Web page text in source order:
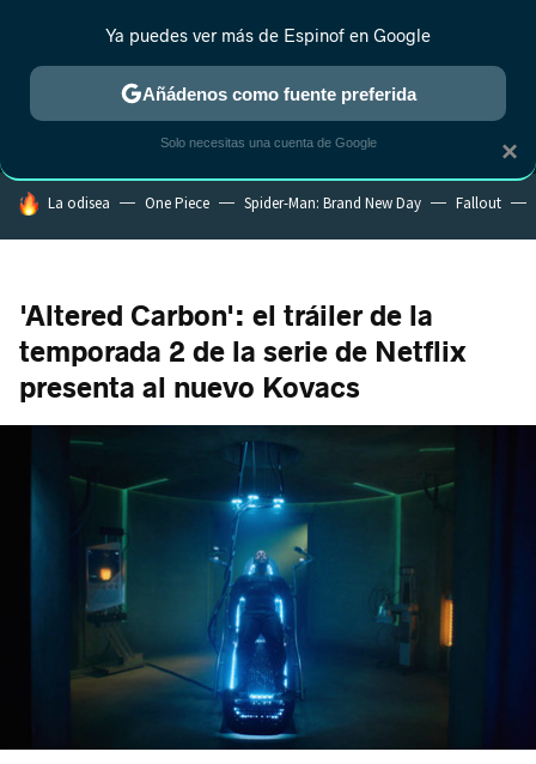
MENÚ NUEVO
ESTRENOS REALITY ANIME RANKINGS CINE
HOY SE HABLA DE
La odisea One Piece Spider-Man: Brand New Day Fallout
'Altered Carbon': el tráiler de la
temporada 2 de la serie de Netflix
presenta al nuevo Kovacs
×
Ya puedes ver más de Espinof en Google
Añádenos como fuente preferida
Solo necesitas una cuenta de Google